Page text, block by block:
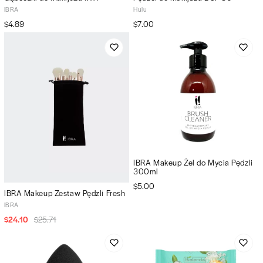
IBRA
$4.89
Hulu
$7.00
IBRA Makeup Zestaw Pędzli Fresh
IBRA
$24.10 $25.71
IBRA Makeup Żel do Mycia Pędzli
300ml
$5.00